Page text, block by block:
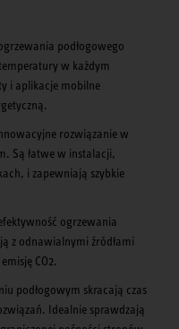
podłogowego
w każdym
i aplikacje mobilne
rozwiązanie w
Są łatwe w instalacji,
i zapewniają szybkie
ogrzewania
z odnawialnymi źródłami
CO2.
podłogowym skracają czas
Idealnie sprawdzają